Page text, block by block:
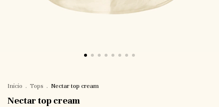
Inicio . Tops . Nectar top cream
Nectar top cream